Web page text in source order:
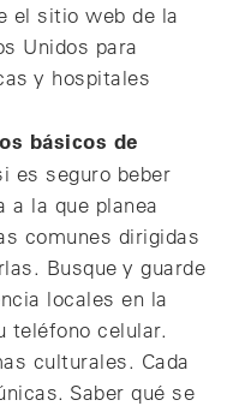
el sitio web de la
Unidos para
y hospitales
básicos de
es seguro beber
a la que planea
comunes dirigidas
Busque y guarde
locales en la
teléfono celular.
culturales. Cada
Saber qué se